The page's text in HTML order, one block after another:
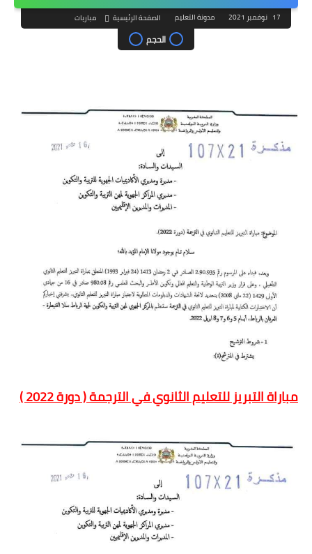
17 نوفمبر 2021 مدونة التعليم الصفحة الرئيسية مباريات
الحجم
مباراة التبريز للتعليم الثانوي في الترجمة ( دورة 2022 )